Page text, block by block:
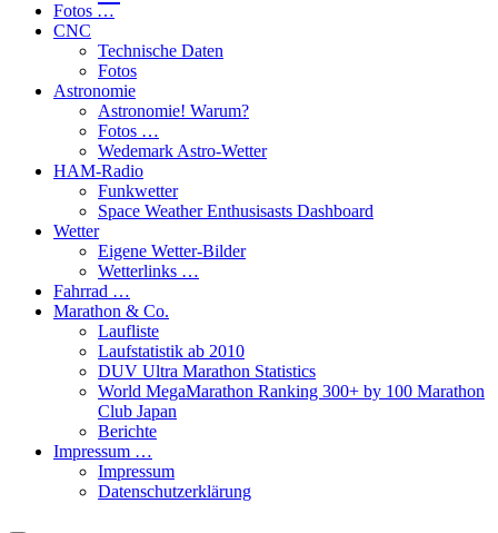
Fotos …
CNC
Technische Daten
Fotos
Astronomie
Astronomie! Warum?
Fotos …
Wedemark Astro-Wetter
HAM-Radio
Funkwetter
Space Weather Enthusisasts Dashboard
Wetter
Eigene Wetter-Bilder
Wetterlinks …
Fahrrad …
Marathon & Co.
Laufliste
Laufstatistik ab 2010
DUV Ultra Marathon Statistics
World MegaMarathon Ranking 300+ by 100 Marathon
Club Japan
Berichte
Impressum …
Impressum
Datenschutzerklärung